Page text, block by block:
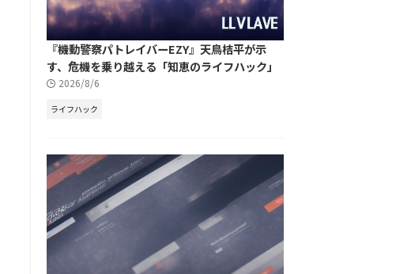
『機動警察パトレイバーEZY』天鳥桔平が示
す、危機を乗り越える「知恵のライフハック」
2026/8/6
ライフハック